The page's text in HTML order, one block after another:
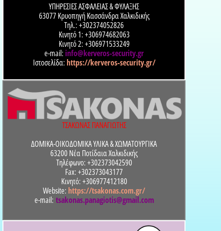
ΥΠΗΡΕΣΙΕΣ ΑΣΦΑΛΕΙΑΣ & ΦΥΛΑΞΗΣ
63077 Κρυοπηγή Κασσάνδρα Χαλκιδικής
Τηλ.: +302374052826
Κινητό 1: +306974682063
Κινητό 2: +306971533249
e-mail: info@kerveros-security.gr
Ιστοσελίδα: https://kerveros-security.gr/
ΤΣΑΚΩΝΑΣ ΠΑΝΑΓΙΩΤΗΣ
ΔΟΜΙΚΑ-ΟΙΚΟΔΟΜΙΚΑ ΥΛΙΚΑ & ΧΩΜΑΤΟΥΡΓΙΚΑ
63200 Νέα Ποτίδαια Χαλκιδικής
Τηλέφωνο: +302373042590
Fax: +302373043177
Κινητό: +306977412180
Website: https://tsakonas.com.gr/
e-mail: tsakonas.panagiotis@gmail.com